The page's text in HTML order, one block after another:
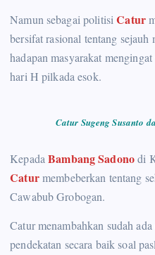
Namun sebagai politisiCatur
bersifat rasional tentang
hadapan masyarakat
hari H pilkada esok.
Catur Sugeng Susanto
KepadaBambang Sadonodi
Caturmembeberkan tentang
Cawabub Grobogan.
Catur menambahkan sudah
pendekatan secara baik soal